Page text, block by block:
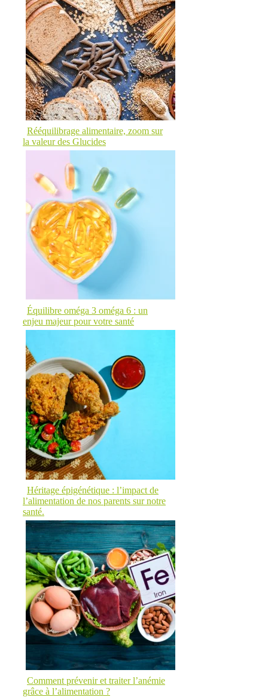
Rééquilibrage alimentaire, zoom sur
la valeur des Glucides
Équilibre oméga 3 oméga 6 : un
enjeu majeur pour votre santé
Héritage épigénétique : l’impact de
l’alimentation de nos parents sur notre
santé.
Comment prévenir et traiter l’anémie
grâce à l’alimentation ?